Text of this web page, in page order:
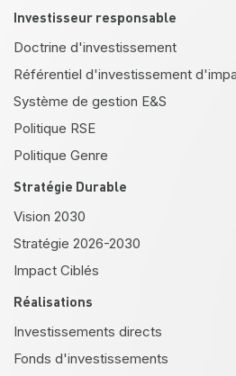
Investisseur responsable
Doctrine d'investissement
Référentiel d'investissement
Système de gestion E&S
Politique RSE
Politique Genre
Stratégie Durable
Vision 2030
Stratégie 2026-2030
Impact Ciblés
Réalisations
Investissements directs
Fonds d'investissements